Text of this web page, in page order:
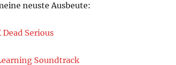
neuste Ausbeute: